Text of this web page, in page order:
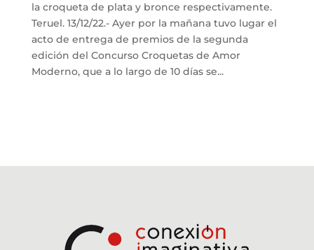
la croqueta de plata y bronce respectivamente.
Teruel. 13/12/22.- Ayer por la mañana tuvo lugar el
acto de entrega de premios de la segunda
edición del Concurso Croquetas de Amor
Moderno, que a lo largo de 10 días se...